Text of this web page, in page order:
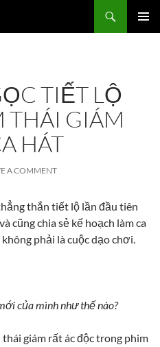
TIẾT LỘ
THÁI GIÁM
HÁT
A COMMENT
thắn tiết lộ lần đầu tiên
cũng chia sẻ kế hoạch làm ca
phải là cuộc dạo chơi.
của mình như thế nào?
giám rất ác độc trong phim